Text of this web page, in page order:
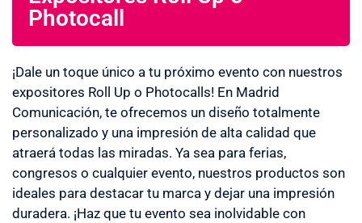
Photocall
¡Dale un toque único a tu próximo evento con nuestros
expositores Roll Up o Photocalls! En Madrid
Comunicación, te ofrecemos un diseño totalmente
personalizado y una impresión de alta calidad que
atraerá todas las miradas. Ya sea para ferias,
congresos o cualquier evento, nuestros productos son
ideales para destacar tu marca y dejar una impresión
duradera. ¡Haz que tu evento sea inolvidable con